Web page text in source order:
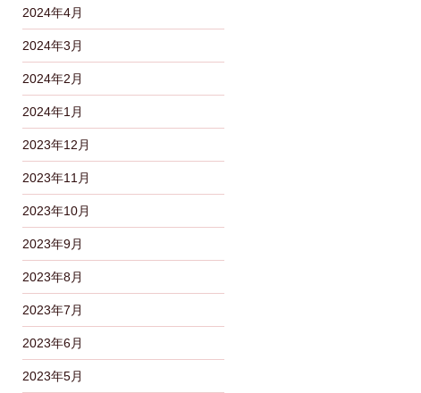
2024年4月
2024年3月
2024年2月
2024年1月
2023年12月
2023年11月
2023年10月
2023年9月
2023年8月
2023年7月
2023年6月
2023年5月